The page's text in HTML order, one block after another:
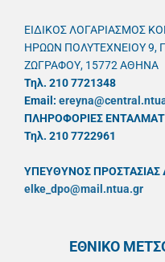
ΕΙΔΙΚΟΣ ΛΟΓΑΡΙΑΣΜΟΣ
ΗΡΩΩΝ ΠΟΛΥΤΕΧΝΕΙΟΥ 9,
ΖΩΓΡΑΦΟΥ, 15772 ΑΘΗΝΑ
Τηλ. 210 7721348
Email:
ΠΛΗΡΟΦΟΡΙΕΣ
Τηλ. 210 7722961
ΥΠΕΥΘYΝΟΣ
elke_dpo@mail.ntua.gr
ΕΘΝΙΚΟ